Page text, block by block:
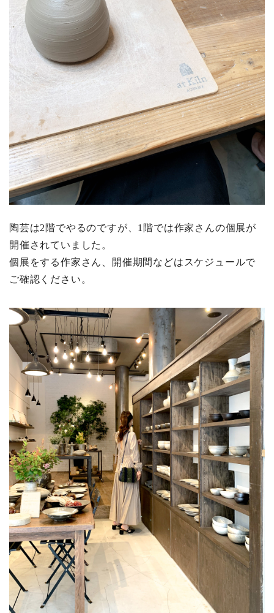
陶芸は2階でやるのですが、1階では作家さんの個展が
開催されていました。
個展をする作家さん、開催期間などはスケジュールで
ご確認ください。